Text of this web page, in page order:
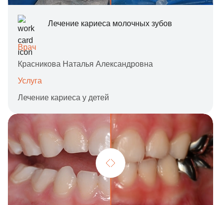
Лечение кариеса молочных зубов
Врач
Красникова Наталья Александровна
Услуга
Лечение кариеса у детей